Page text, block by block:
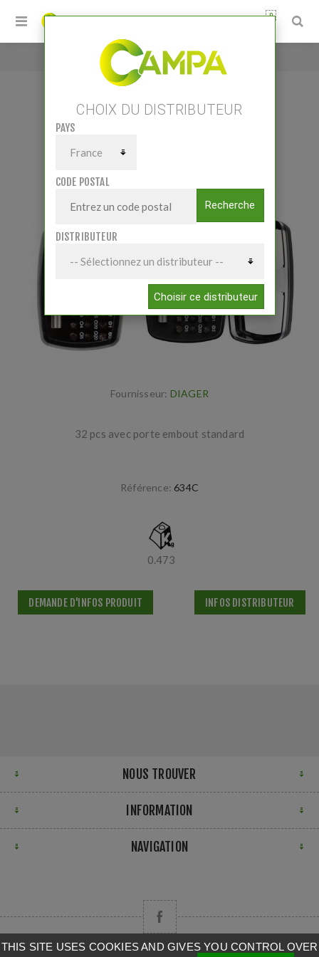
0
Accueil Coffret embout torsion
COFFRET EMBOUT TORSION
Fournisseur: DIAGER
32 pcs avec porte embout standard
Référence: 634C
0.473
DEMANDE D'INFOS PRODUIT INFOS DISTRIBUTEUR
NOUS TROUVER
INFORMATION
NAVIGATION
CHOIX DU DISTRIBUTEUR
PAYS
CODE POSTAL
Recherche
DISTRIBUTEUR
Choisir ce distributeur
THIS SITE USES COOKIES AND GIVES YOU CONTROL OVER